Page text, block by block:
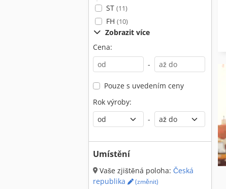
ST (11)
FH (10)
Zobrazit více
Cena:
-
Pouze s uvedením ceny
Rok výroby:
-
Umístění
Vaše zjištěná poloha: Česká
republika
(změnit)